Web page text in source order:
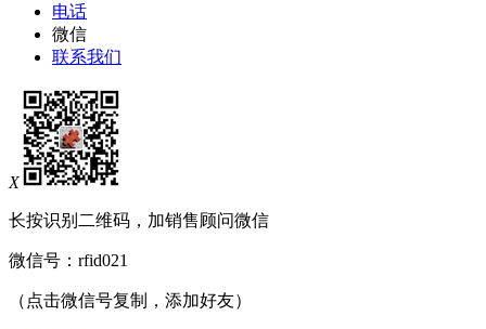
电话
微信
联系我们
X
长按识别二维码，加销售顾问微信
微信号： rfid021
（点击微信号复制，添加好友）